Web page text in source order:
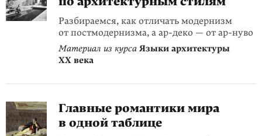
Разбираемся, как отличать модернизм
от постмодернизма, а ар-деко — от ар-нуво
Материал из курса Языки архитектуры
XX века
Главные романтики мира
в одной таблице